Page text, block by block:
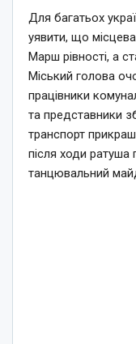
Для багатьох
уявити, що
Марш рівності, а
Міський голова
працівники
та представники
транспорт
після ходи
танцювальний